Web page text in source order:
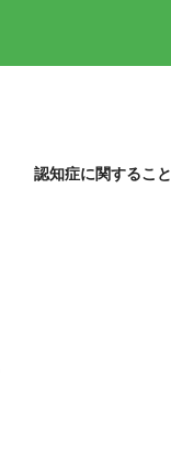
認知症に関すること